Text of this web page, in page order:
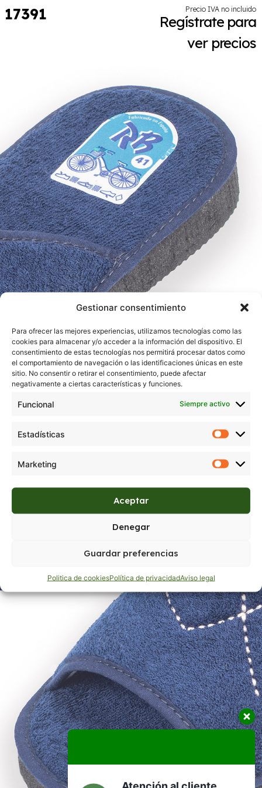
Gestionar consentimiento
Para ofrecer las mejores experiencias, utilizamos tecnologías como las
cookies para almacenar y/o acceder a la información del dispositivo. El
consentimiento de estas tecnologías nos permitirá procesar datos como
el comportamiento de navegación o las identificaciones únicas en este
sitio. No consentir o retirar el consentimiento, puede afectar
negativamente a ciertas características y funciones.
Funcional Siempre activo
Estadísticas
Marketing
Aceptar
Denegar
Guardar preferencias
Politica de cookiesPolítica de privacidadAviso legal
17391 Precio IVA no incluido
Regístrate para
ver precios